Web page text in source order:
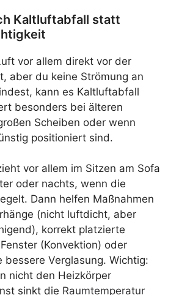
Kaltluftabfall statt
vor allem direkt vor der
aber du keine Strömung an
kann es Kaltluftabfall
besonders bei älteren
Scheiben oder wenn
positioniert sind.
vor allem im Sitzen am Sofa
oder nachts, wenn die
Dann helfen Maßnahmen
(nicht luftdicht, aber
korrekt platzierte
(Konvektion) oder
bessere Verglasung. Wichtig:
nicht den Heizkörper
sinkt die Raumtemperatur